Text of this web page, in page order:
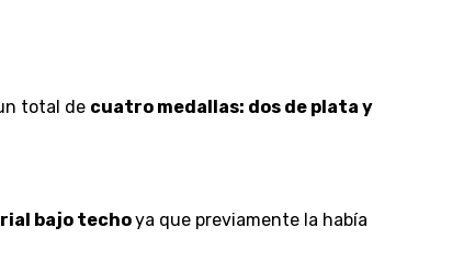
total de cuatro medallas: dos de plata y
bajo techoya que previamente la había